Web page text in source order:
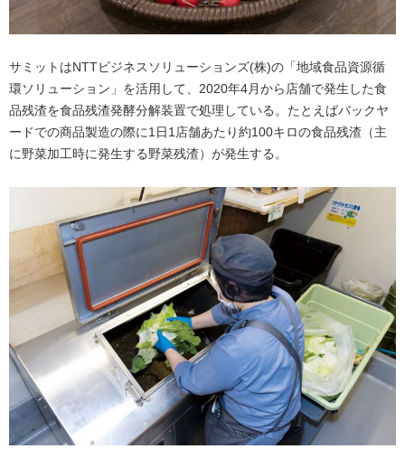
サミットはNTTビジネスソリューションズ(株)の「地域食品資源循
環ソリューション」を活用して、2020年4月から店舗で発生した食
品残渣を食品残渣発酵分解装置で処理している。たとえばバックヤ
ードでの商品製造の際に1日1店舗あたり約100キロの食品残渣（主
に野菜加工時に発生する野菜残渣）が発生する。